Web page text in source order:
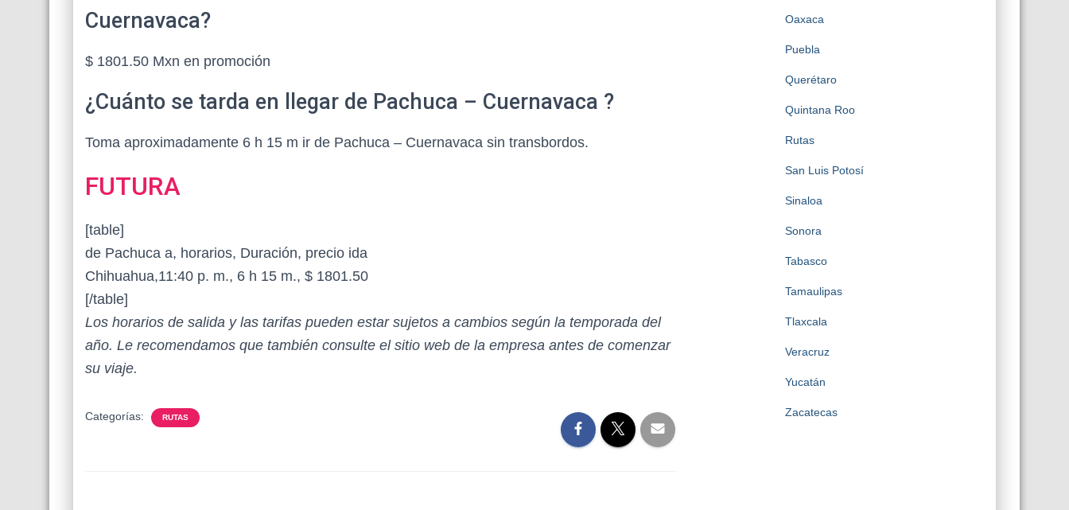
Cuernavaca?
$ 1801.50 Mxn en promoción
¿Cuánto se tarda en llegar de Pachuca – Cuernavaca ?
Toma aproximadamente 6 h 15 m ir de Pachuca – Cuernavaca sin transbordos.
FUTURA
[table]
de Pachuca a, horarios, Duración, precio ida
Chihuahua,11:40 p. m., 6 h 15 m., $ 1801.50
[/table]
Los horarios de salida y las tarifas pueden estar sujetos a cambios según la temporada del
año. Le recomendamos que también consulte el sitio web de la empresa antes de comenzar
su viaje.
Categorías: RUTAS
Oaxaca
Puebla
Querétaro
Quintana Roo
Rutas
San Luis Potosí
Sinaloa
Sonora
Tabasco
Tamaulipas
Tlaxcala
Veracruz
Yucatán
Zacatecas